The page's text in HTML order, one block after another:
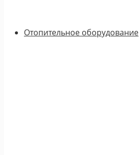
Отопительное оборудование